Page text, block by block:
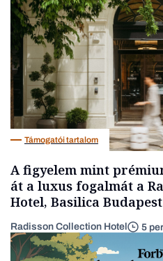
Társadalom
Támogatói tartalom
A figyelem mint
át a luxus fogalmát a
Hotel, Basilica Budapest
Radisson Collection Hotel 5